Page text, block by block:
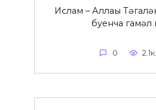
Ислам – Аллаһы
буенча гамәл
0 2.1к.